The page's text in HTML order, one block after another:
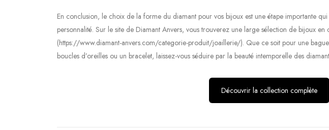
En conclusion, le choix de la forme du diamant pour vos bijoux est une étape importante
personnalité. Sur le site de Diamant Anvers, vous trouverez une large sélection de bijoux en
(https://www.diamant-anvers.com/categorie-produit/joaillerie/). Que ce soit pour une
boucles d’oreilles ou un bracelet, laissez-vous séduire par la beauté intemporelle des
Découvrir la collection complète